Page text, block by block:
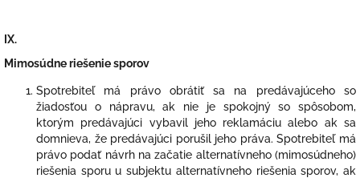
IX.
Mimosúdne riešenie sporov
Spotrebiteľ má právo obrátiť sa na predávajúceho so
žiadosťou o nápravu, ak nie je spokojný so spôsobom,
ktorým predávajúci vybavil jeho reklamáciu alebo ak sa
domnieva, že predávajúci porušil jeho práva. Spotrebiteľ má
právo podať návrh na začatie alternatívneho (mimosúdneho)
riešenia sporu u subjektu alternatívneho riešenia sporov, ak